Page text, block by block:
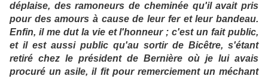
déplaise, des ramoneurs de cheminée qu'il avait pris
pour des amours à cause de leur fer et leur bandeau.
Enfin, il me dut la vie et l'honneur ; c'est un fait public,
et il est aussi public qu'au sortir de Bicêtre, s'étant
retiré chez le président de Bernière où je lui avais
procuré un asile, il fit pour remerciement un méchant